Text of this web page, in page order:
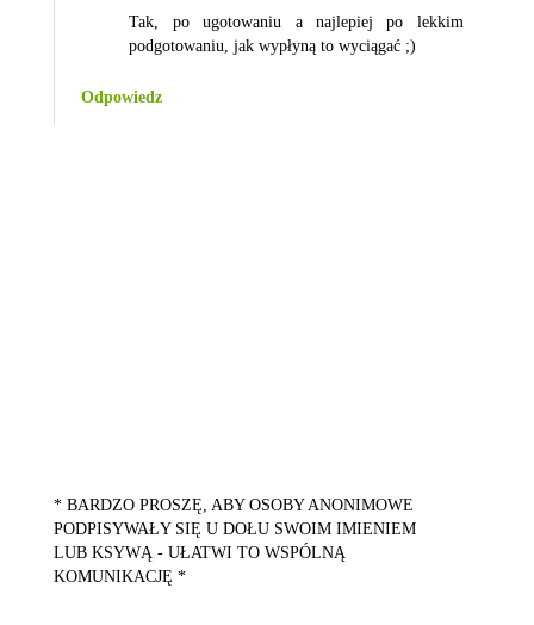
Tak, po ugotowaniu a najlepiej po lekkim
podgotowaniu, jak wypłyną to wyciągać ;)
Odpowiedz
* BARDZO PROSZĘ, ABY OSOBY ANONIMOWE
PODPISYWAŁY SIĘ U DOŁU SWOIM IMIENIEM
LUB KSYWĄ - UŁATWI TO WSPÓLNĄ
KOMUNIKACJĘ *